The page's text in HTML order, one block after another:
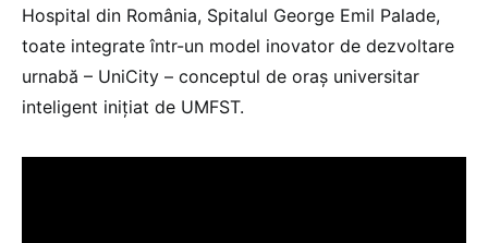
Hospital din România, Spitalul George Emil Palade,
toate integrate într-un model inovator de dezvoltare
urnabă – UniCity – conceptul de oraș universitar
inteligent inițiat de UMFST.